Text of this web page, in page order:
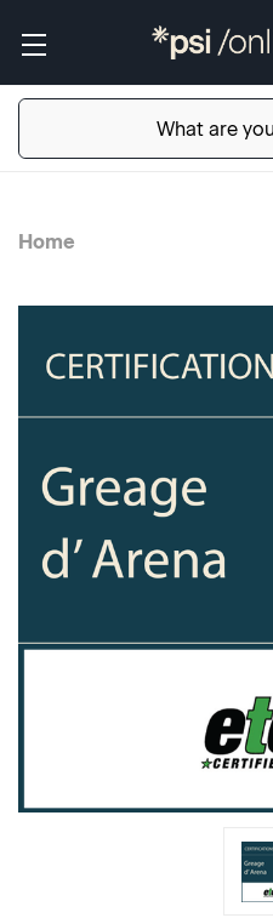
Home